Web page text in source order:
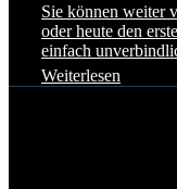
Sie können weiter
oder heute den
einfach
Weiterlesen